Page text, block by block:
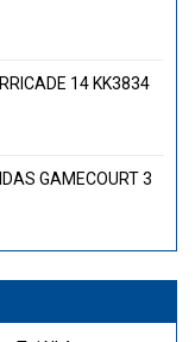
14 KK3834
GAMECOURT 3